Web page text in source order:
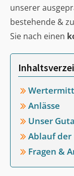
unserer
bestehende &
Sie nach einen
Anlässe
Unser
Ablauf
Fragen &